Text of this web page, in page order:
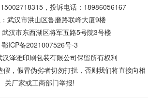
，投诉电话：18986056167
武汉市洪山区鲁磨路联峰大厦9楼
汉市东西湖区将军五路5号院3号楼
鄂ICP备2021007526号-3
汉泽雅印刷包装有限公司保留所有权利
假，假冒伪劣者切勿打扰，否则我们将直接向相
关厂家或工商部门举报!